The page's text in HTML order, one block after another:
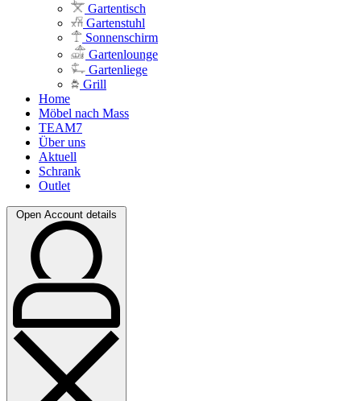
Gartentisch
Gartenstuhl
Sonnenschirm
Gartenlounge
Gartenliege
Grill
Home
Möbel nach Mass
TEAM7
Über uns
Aktuell
Schrank
Outlet
Open Account details